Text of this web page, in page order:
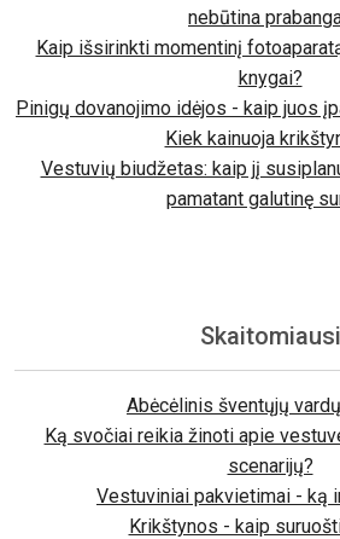
nebūtina
Kaip išsirinkti momentinį
knygai?
Pinigų dovanojimo idėjos - kaip juos
Kiek kainuoja
Vestuvių biudžetas: kaip jį
pamatant galutinę
Skaitomiausi
Abėcėlinis šventųjų
Ką svočiai reikia žinoti apie
scenarijų?
Vestuviniai pakvietimai - ką
Krikštynos - kaip